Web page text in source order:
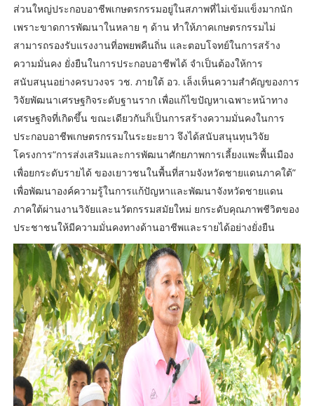
ส่วนใหญ่ประกอบอาชีพเกษตรกรรมอยู่ในสภาพที่ไม่เข้มแข็งมากนัก
เพราะขาดการพัฒนาในหลาย ๆ ด้าน ทำให้ภาคเกษตรกรรมไม่
สามารถรองรับแรงงานที่อพยพคืนถิ่น และตอบโจทย์ในการสร้าง
ความมั่นคง ยั่งยืนในการประกอบอาชีพได้ จำเป็นต้องให้การ
สนับสนุนอย่างครบวงจร วช. ภายใต้ อว. เล็งเห็นความสำคัญของการ
วิจัยพัฒนาเศรษฐกิจระดับฐานราก เพื่อแก้ไขปัญหาเฉพาะหน้าทาง
เศรษฐกิจที่เกิดขึ้น ขณะเดียวกันก็เป็นการสร้างความมั่นคงในการ
ประกอบอาชีพเกษตรกรรมในระยะยาว จึงได้สนับสนุนทุนวิจัย
โครงการ“การส่งเสริมและการพัฒนาศักยภาพการเลี้ยงแพะพื้นเมือง
เพื่อยกระดับรายได้ ของเยาวชนในพื้นที่สามจังหวัดชายแดนภาคใต้”
เพื่อพัฒนาองค์ความรู้ในการแก้ปัญหาและพัฒนาจังหวัดชายแดน
ภาคใต้ผ่านงานวิจัยและนวัตกรรมสมัยใหม่ ยกระดับคุณภาพชีวิตของ
ประชาชนให้มีความมั่นคงทางด้านอาชีพและรายได้อย่างยั่งยืน